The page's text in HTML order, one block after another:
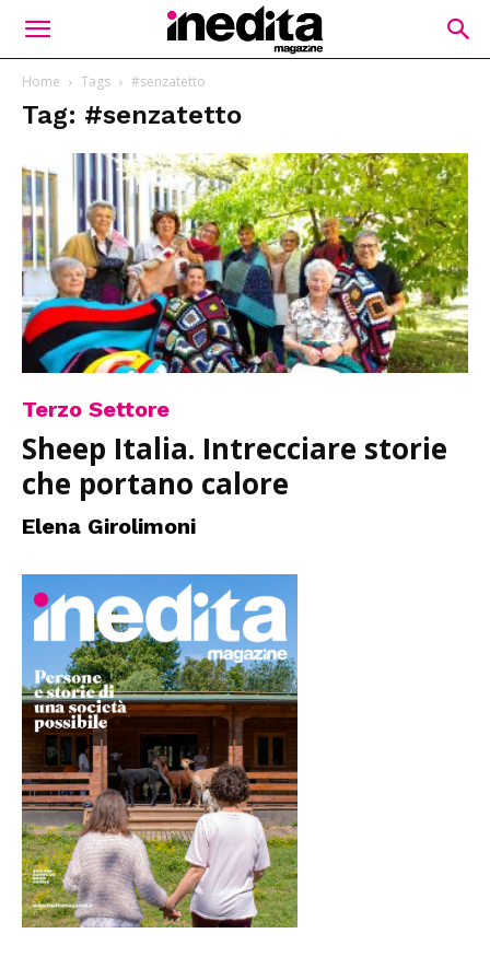
Home Tags #senzatetto
Tag: #senzatetto
Terzo Settore
Sheep Italia. Intrecciare storie
che portano calore
Elena Girolimoni